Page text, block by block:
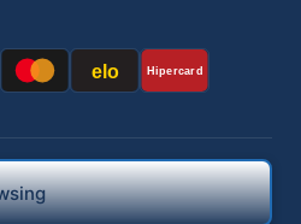
elo Hipercard